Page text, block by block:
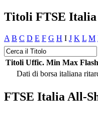
Titoli FTSE Italia
A B C D E F G H I J K L M
Titoli Uffic. Min Max Flash
Dati di borsa italiana
FTSE Italia All-